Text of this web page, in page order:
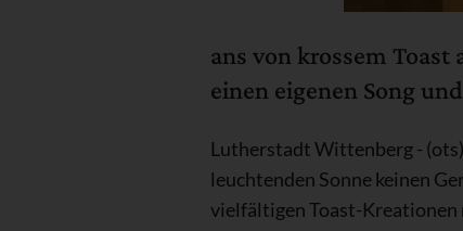
ans von krossem Toast
einen eigenen Song
Lutherstadt Wittenberg -
leuchtenden Sonne keinen
vielfältigen Toast-Kreationen